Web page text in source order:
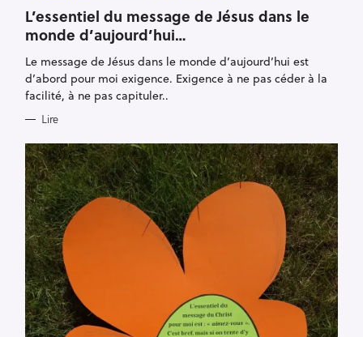
T
E
G
O
R
I
E
S
L’essentiel du message de Jésus dans le
monde d’aujourd’hui…
Le message de Jésus dans le monde d’aujourd’hui est
d’abord pour moi exigence. Exigence à ne pas céder à la
facilité, à ne pas capituler..
Lire